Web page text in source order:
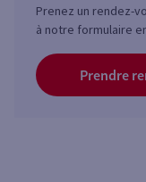
Prenez un rendez-
à notre formulaire
Prendre